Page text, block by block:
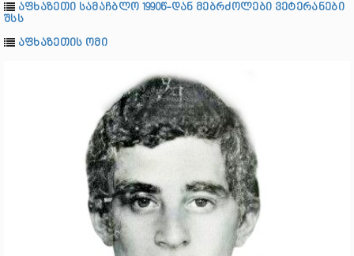
აფხაზეთი სამაჩბლო 1990წ-დან მებრძოლები ვეტერანები
შსს
აფხაზეთის ომი